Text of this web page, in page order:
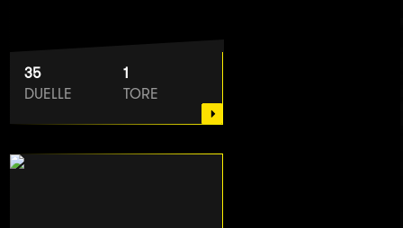
35
DUELLE
1
TORE